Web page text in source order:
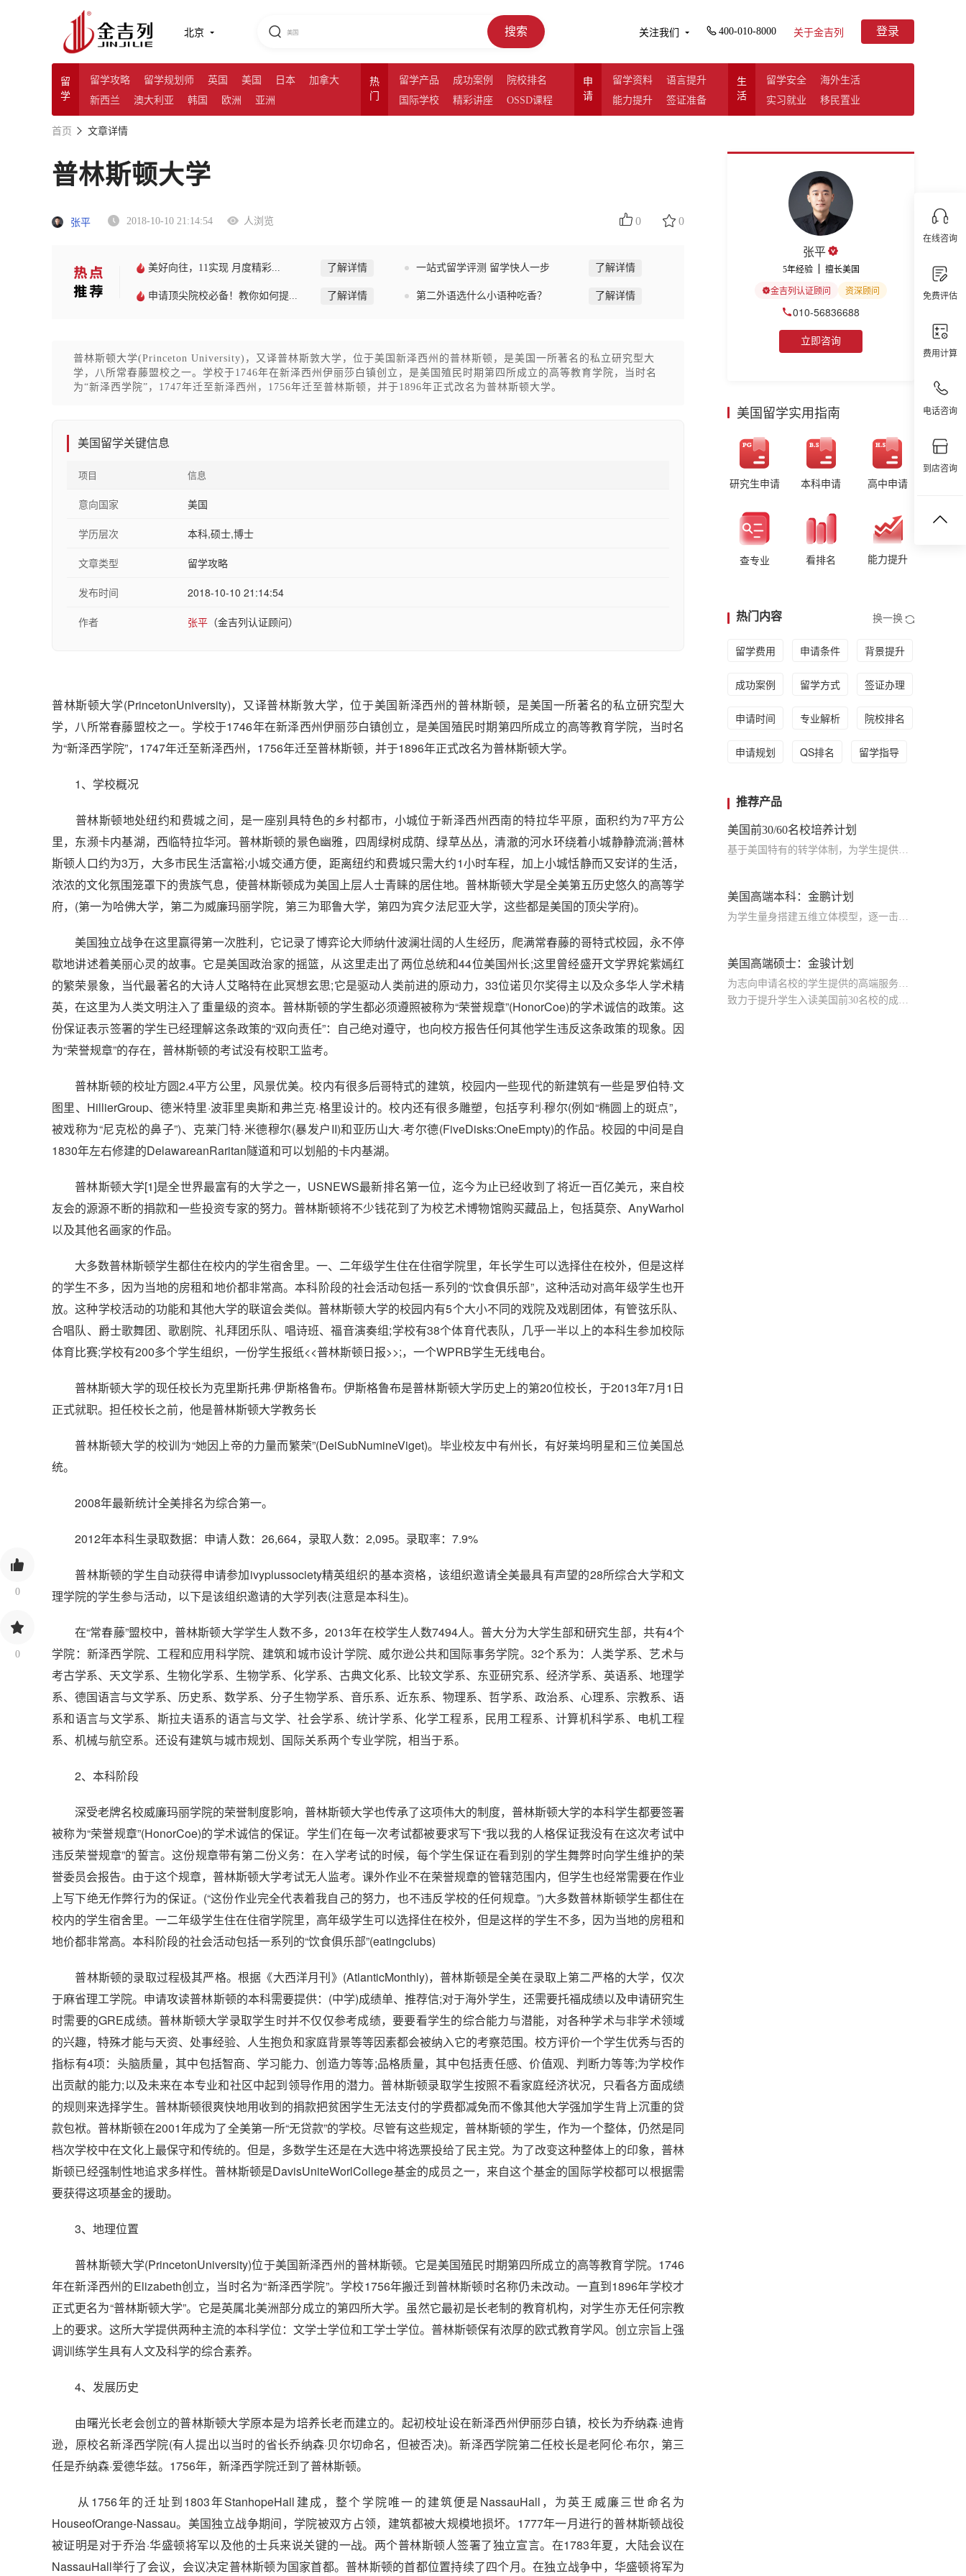
北京 搜索 关注我们 400-010-8000 关于金吉列 登录
留
学
留学攻略 留学规划师 英国 美国 日本
加拿大
新西兰
澳大利亚 韩国 欧洲 亚洲
热
门
留学产品 成功案例
院校排名
国际学校
精彩讲座 OSSD课程
申
请
留学资料
语言提升
能力提升
签证准备
生
活
留学安全
海外生活
实习就业
移民置业
在线咨询
免费评估
费用计算
电话咨询
到店咨询
0
0
首页 文章详情
普林斯顿大学
张平 2018-10-10 21:14:54 人浏览 0 0
美好向往，11实现 月度精彩... 了解详情 一站式留学评测 留学快人一步 了解详情
申请顶尖院校必备！教你如何提... 了解详情 第二外语选什么小语种吃香？ 了解详情
普林斯顿大学(Princeton University)，又译普林斯敦大学，位于美国新泽西州的普林斯顿，是美国一所著名的私立研究型大
学，八所常春藤盟校之一。学校于1746年在新泽西州伊丽莎白镇创立，是美国殖民时期第四所成立的高等教育学院，当时名
为“新泽西学院”，1747年迁至新泽西州，1756年迁至普林斯顿，并于1896年正式改名为普林斯顿大学。
美国留学关键信息
项目 信息
意向国家 美国
学历层次 本科,硕士,博士
文章类型 留学攻略
发布时间 2018-10-10 21:14:54
作者 张平 （金吉列认证顾问）
普林斯顿大学(PrincetonUniversity)，又译普林斯敦大学，位于美国新泽西州的普林斯顿，是美国一所著名的私立研究型大
学，八所常春藤盟校之一。学校于1746年在新泽西州伊丽莎白镇创立，是美国殖民时期第四所成立的高等教育学院，当时名
为“新泽西学院”，1747年迁至新泽西州，1756年迁至普林斯顿，并于1896年正式改名为普林斯顿大学。
1、学校概况
普林斯顿地处纽约和费城之间，是一座别具特色的乡村都市，小城位于新泽西州西南的特拉华平原，面积约为7平方公
里，东濒卡内基湖，西临特拉华河。普林斯顿的景色幽雅，四周绿树成荫、绿草丛丛，清澈的河水环绕着小城静静流淌;普林
斯顿人口约为3万，大多市民生活富裕;小城交通方便，距离纽约和费城只需大约1小时车程，加上小城恬静而又安详的生活，
浓浓的文化氛围笼罩下的贵族气息，使普林斯顿成为美国上层人士青睐的居住地。普林斯顿大学是全美第五历史悠久的高等学
府，(第一为哈佛大学，第二为威廉玛丽学院，第三为耶鲁大学，第四为宾夕法尼亚大学，这些都是美国的顶尖学府)。
美国独立战争在这里赢得第一次胜利，它记录了博弈论大师纳什波澜壮阔的人生经历，爬满常春藤的哥特式校园，永不停
歇地讲述着美丽心灵的故事。它是美国政治家的摇篮，从这里走出了两位总统和44位美国州长;这里曾经盛开文学界姹紫嫣红
的繁荣景象，当代最著名的大诗人艾略特在此冥想玄思;它是驱动人类前进的原动力，33位诺贝尔奖得主以及众多华人学术精
英，在这里为人类文明注入了重量级的资本。普林斯顿的学生都必须遵照被称为“荣誉规章”(HonorCoe)的学术诚信的政策。这
份保证表示签署的学生已经理解这条政策的“双向责任”：自己绝对遵守，也向校方报告任何其他学生违反这条政策的现象。因
为“荣誉规章”的存在，普林斯顿的考试没有校职工监考。
普林斯顿的校址方圆2.4平方公里，风景优美。校内有很多后哥特式的建筑，校园内一些现代的新建筑有一些是罗伯特·文
图里、HillierGroup、德米特里·波菲里奥斯和弗兰克·格里设计的。校内还有很多雕塑，包括亨利·穆尔(例如“椭圆上的斑点”，
被戏称为“尼克松的鼻子”)、克莱门特·米德穆尔(暴发户II)和亚历山大·考尔德(FiveDisks:OneEmpty)的作品。校园的中间是自
1830年左右修建的DelawareanRaritan隧道和可以划船的卡内基湖。
普林斯顿大学[1]是全世界最富有的大学之一，USNEWS最新排名第一位，迄今为止已经收到了将近一百亿美元，来自校
友会的源源不断的捐款和一些投资专家的努力。普林斯顿将不少钱花到了为校艺术博物馆购买藏品上，包括莫奈、AnyWarhol
以及其他名画家的作品。
大多数普林斯顿学生都住在校内的学生宿舍里。一、二年级学生住在住宿学院里，年长学生可以选择住在校外，但是这样
的学生不多，因为当地的房租和地价都非常高。本科阶段的社会活动包括一系列的“饮食俱乐部”，这种活动对高年级学生也开
放。这种学校活动的功能和其他大学的联谊会类似。普林斯顿大学的校园内有5个大小不同的戏院及戏剧团体，有管弦乐队、
合唱队、爵士歌舞团、歌剧院、礼拜团乐队、唱诗班、福音演奏组;学校有38个体育代表队，几乎一半以上的本科生参加校际
体育比赛;学校有200多个学生组织，一份学生报纸<<普林斯顿日报>>;，一个WPRB学生无线电台。
普林斯顿大学的现任校长为克里斯托弗·伊斯格鲁布。伊斯格鲁布是普林斯顿大学历史上的第20位校长，于2013年7月1日
正式就职。担任校长之前，他是普林斯顿大学教务长
普林斯顿大学的校训为“她因上帝的力量而繁荣”(DeiSubNumineViget)。毕业校友中有州长，有好莱坞明星和三位美国总
统。
2008年最新统计全美排名为综合第一。
2012年本科生录取数据：申请人数：26,664，录取人数：2,095。录取率：7.9%
普林斯顿的学生自动获得申请参加ivyplussociety精英组织的基本资格，该组织邀请全美最具有声望的28所综合大学和文
理学院的学生参与活动，以下是该组织邀请的大学列表(注意是本科生)。
在“常春藤”盟校中，普林斯顿大学学生人数不多，2013年在校学生人数7494人。普大分为大学生部和研究生部，共有4个
学院：新泽西学院、工程和应用科学院、建筑和城市设计学院、威尔逊公共和国际事务学院。32个系为：人类学系、艺术与
考古学系、天文学系、生物化学系、生物学系、化学系、古典文化系、比较文学系、东亚研究系、经济学系、英语系、地理学
系、德国语言与文学系、历史系、数学系、分子生物学系、音乐系、近东系、物理系、哲学系、政治系、心理系、宗教系、语
系和语言与文学系、斯拉夫语系的语言与文学、社会学系、统计学系、化学工程系，民用工程系、计算机科学系、电机工程
系、机械与航空系。还设有建筑与城市规划、国际关系两个专业学院，相当于系。
2、本科阶段
深受老牌名校威廉玛丽学院的荣誉制度影响，普林斯顿大学也传承了这项伟大的制度，普林斯顿大学的本科学生都要签署
被称为“荣誉规章”(HonorCoe)的学术诚信的保证。学生们在每一次考试都被要求写下“我以我的人格保证我没有在这次考试中
违反荣誉规章”的誓言。这份规章带有第二份义务：在入学考试的时候，每个学生保证在看到别的学生舞弊时向学生维护的荣
誉委员会报告。由于这个规章，普林斯顿大学考试无人监考。课外作业不在荣誉规章的管辖范围内，但学生也经常需要在作业
上写下绝无作弊行为的保证。(“这份作业完全代表着我自己的努力，也不违反学校的任何规章。”)大多数普林斯顿学生都住在
校内的学生宿舍里。一二年级学生住在住宿学院里，高年级学生可以选择住在校外，但是这样的学生不多，因为当地的房租和
地价都非常高。本科阶段的社会活动包括一系列的“饮食俱乐部”(eatingclubs)
普林斯顿的录取过程极其严格。根据《大西洋月刊》(AtlanticMonthly)，普林斯顿是全美在录取上第二严格的大学，仅次
于麻省理工学院。申请攻读普林斯顿的本科需要提供：(中学)成绩单、推荐信;对于海外学生，还需要托福成绩以及申请研究生
时需要的GRE成绩。普林斯顿大学录取学生时并不仅仅参考成绩，要要看学生的综合能力与潜能，对各种学术与非学术领域
的兴趣，特殊才能与天资、处事经验、人生抱负和家庭背景等等因素都会被纳入它的考察范围。校方评价一个学生优秀与否的
指标有4项：头脑质量，其中包括智商、学习能力、创造力等等;品格质量，其中包括责任感、价值观、判断力等等;为学校作
出贡献的能力;以及未来在本专业和社区中起到领导作用的潜力。普林斯顿录取学生按照不看家庭经济状况，只看各方面成绩
的规则来选择学生。普林斯顿很爽快地用收到的捐款把贫困学生无法支付的学费都减免而不像其他大学强加学生背上沉重的贷
款包袱。普林斯顿在2001年成为了全美第一所“无贷款”的学校。尽管有这些规定，普林斯顿的学生，作为一个整体，仍然是同
档次学校中在文化上最保守和传统的。但是，多数学生还是在大选中将选票投给了民主党。为了改变这种整体上的印象，普林
斯顿已经强制性地追求多样性。普林斯顿是DavisUniteWorlCollege基金的成员之一，来自这个基金的国际学校都可以根据需
要获得这项基金的援助。
3、地理位置
普林斯顿大学(PrincetonUniversity)位于美国新泽西州的普林斯顿。它是美国殖民时期第四所成立的高等教育学院。1746
年在新泽西州的Elizabeth创立，当时名为“新泽西学院”。学校1756年搬迁到普林斯顿时名称仍未改动。一直到1896年学校才
正式更名为“普林斯顿大学”。它是英属北美洲部分成立的第四所大学。虽然它最初是长老制的教育机构，对学生亦无任何宗教
上的要求。这所大学提供两种主流的本科学位：文学士学位和工学士学位。普林斯顿保有浓厚的欧式教育学风。创立宗旨上强
调训练学生具有人文及科学的综合素养。
4、发展历史
由曙光长老会创立的普林斯顿大学原本是为培养长老而建立的。起初校址设在新泽西州伊丽莎白镇，校长为乔纳森·迪肯
逊，原校名新泽西学院(有人提出以当时的省长乔纳森·贝尔切命名，但被否决)。新泽西学院第二任校长是老阿伦·布尔，第三
任是乔纳森·爱德华兹。1756年，新泽西学院迁到了普林斯顿。
从1756年的迁址到1803年StanhopeHall建成，整个学院唯一的建筑便是NassauHall，为英王威廉三世命名为
HouseofOrange-Nassau。美国独立战争期间，学院被双方占领，建筑都被大规模地损坏。1777年一月进行的普林斯顿战役
被证明是对于乔治·华盛顿将军以及他的士兵来说关键的一战。两个普林斯顿人签署了独立宣言。在1783年夏，大陆会议在
NassauHall举行了会议，会议决定普林斯顿为国家首都。普林斯顿的首都位置持续了四个月。在独立战争中，华盛顿将军为
张平
5年经验 擅长美国
金吉列认证顾问 资深顾问
010-56836688
立即咨询
美国留学实用指南
研究生申请 本科申请 高中申请
查专业 看排名 能力提升
热门内容 换一换
留学费用 申请条件 背景提升
成功案例 留学方式 签证办理
申请时间 专业解析 院校排名
申请规划 QS排名 留学指导
推荐产品
美国前30/60名校培养计划
基于美国特有的转学体制，为学生提供包括学术、领导力、职业等在内的长时段服务，让学生既获得名校录取，又有读完名校的实力
美国高端本科：金鹏计划
为学生量身搭建五维立体模型，逐一击破痛点，致力于提高美国TOP30本科录取成功率
美国高端硕士：金骏计划
为志向申请名校的学生提供的高端服务产品
致力于提升学生入读美国前30名校的成功率